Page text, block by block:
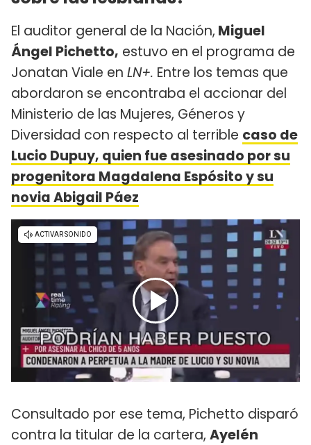
El auditor general de la Nación, Miguel
Ángel Pichetto, estuvo en el programa de
Jonatan Viale en LN+. Entre los temas que
abordaron se encontraba el accionar del
Ministerio de las Mujeres, Géneros y
Diversidad con respecto al terrible caso de
Lucio Dupuy, quien fue asesinado por su
progenitora Magdalena Espósito y su
novia Abigail Páez
Consultado por ese tema, Pichetto disparó
contra la titular de la cartera, Ayelén